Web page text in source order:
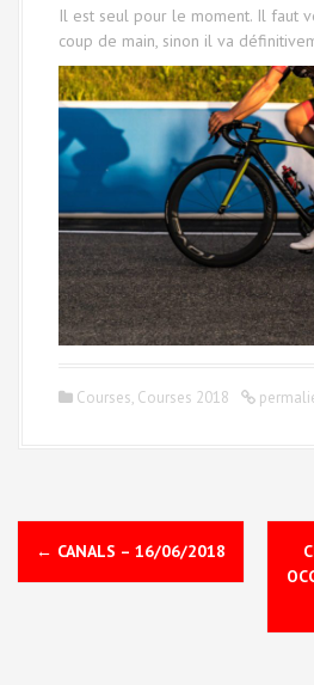
Il est seul pour le moment. Il faut
coup de main, sinon il va
Courses, Courses 2018
N
a
← CANALS – 16/06/2018